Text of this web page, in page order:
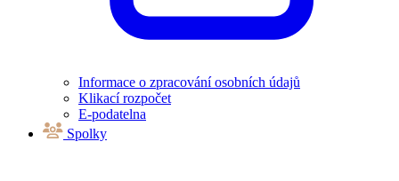
Informace o zpracování osobních údajů
Klikací rozpočet
E-podatelna
Spolky